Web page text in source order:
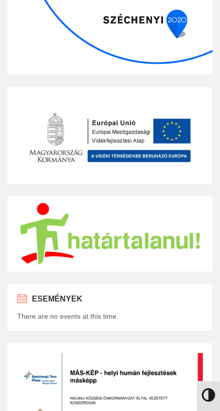
Nagy
ESEMÉNYEK
There are no events at this time.